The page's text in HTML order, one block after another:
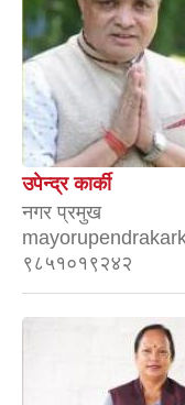
उपेन्द्र कार्की
नगर प्रमुख
९८५१०१९२४२